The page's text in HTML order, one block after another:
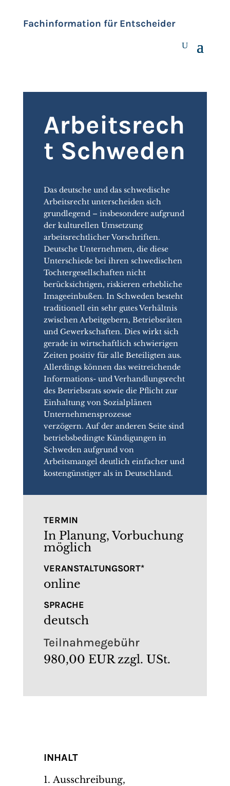
Fachinformation für Entscheider
Arbeitsrech
t Schweden
Das deutsche und das schwedische
Arbeitsrecht unterscheiden sich
grundlegend – insbesondere aufgrund
der kulturellen Umsetzung
arbeitsrechtlicher Vorschriften.
Deutsche Unternehmen, die diese
Unterschiede bei ihren schwedischen
Tochtergesellschaften nicht
berücksichtigen, riskieren erhebliche
Imageeinbußen. In Schweden besteht
traditionell ein sehr gutes Verhältnis
zwischen Arbeitgebern, Betriebsräten
und Gewerkschaften. Dies wirkt sich
gerade in wirtschaftlich schwierigen
Zeiten positiv für alle Beteiligten aus.
Allerdings können das weitreichende
Informations- und Verhandlungsrecht
des Betriebsrats sowie die Pflicht zur
Einhaltung von Sozialplänen
Unternehmensprozesse
verzögern. Auf der anderen Seite sind
betriebsbedingte Kündigungen in
Schweden aufgrund von
Arbeitsmangel deutlich einfacher und
kostengünstiger als in Deutschland.
TERMIN
In Planung, Vorbuchung
möglich
VERANSTALTUNGSORT*
online
SPRACHE
deutsch
Teilnahmegebühr
980,00 EUR zzgl. USt.
INHALT
Ausschreibung,